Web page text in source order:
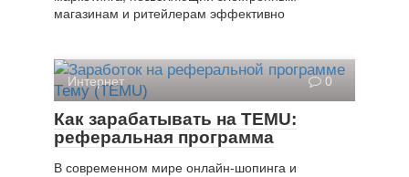
магазинам и ритейлерам эффективно
Интернет 0
Как зарабатывать на TEMU:
реферальная программа
В современном мире онлайн-шопинга и